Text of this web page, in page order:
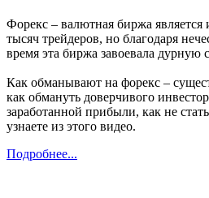
Форекс – валютная биржа является
тысяч трейдеров, но благодаря
время эта биржа завоевала дурную
Как обманывают на форекс –
как обмануть доверчивого
заработанной прибыли, как не
узнаете из этого видео.
Подробнее...